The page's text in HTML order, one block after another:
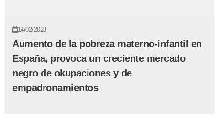
14/02/2023
Aumento de la pobreza materno-infantil en
España, provoca un creciente mercado
negro de okupaciones y de
empadronamientos